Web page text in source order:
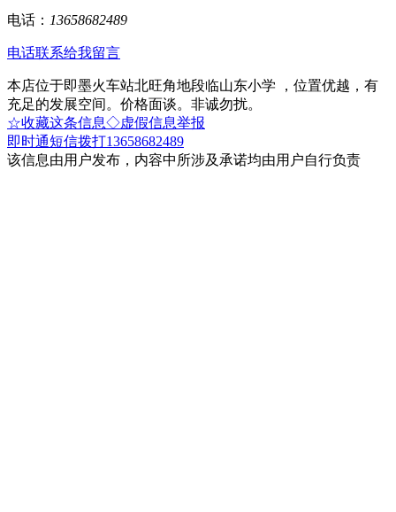
电话： 13658682489
电话联系给我留言
本店位于即墨火车站北旺角地段临山东小学 ，位置优越，有
充足的发展空间。价格面谈。非诚勿扰。
☆收藏这条信息◇虚假信息举报
即时通短信拨打13658682489
该信息由用户发布，内容中所涉及承诺均由用户自行负责